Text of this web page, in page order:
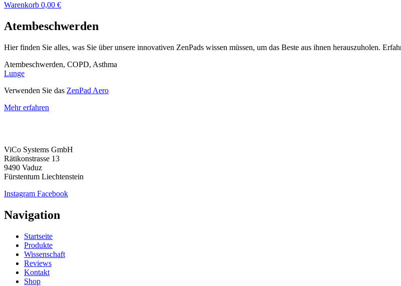
Warenkorb 0,00 €
Atembeschwerden
Hier finden Sie alles, was Sie über unsere innovativen ZenPads wissen müssen, um das Beste aus ihnen herauszuholen.
Atembeschwerden, COPD, Asthma
Lunge
Verwenden Sie das ZenPad Aero
Mehr erfahren
ViCo Systems GmbH
Rätikonstrasse 13
9490 Vaduz
Fürstentum Liechtenstein
Instagram Facebook
Navigation
Startseite
Produkte
Wissenschaft
Reviews
Kontakt
Shop